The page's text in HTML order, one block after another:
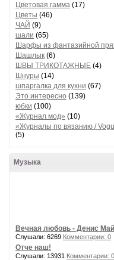
Цветовая гамма (17)
Цветы (46)
ЧАЙ (9)
шали (65)
Шарфы из фантазийной
Шашлык (6)
ШВЫ ТРИКОТАЖНЫЕ (4)
Шнуры (14)
шпаргалка для кухни (67)
Это интересно (139)
юбки (100)
«Журнал мод» (10)
«Журналы по вязанию /
(5)
Музыка
Вечная любовь - Денис
Слушали: 6269 Комментарии: 0
Отче наш!
Слушали: 13931 Комментарии: 0